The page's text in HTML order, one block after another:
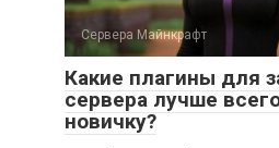
Сервера Майнкрафт
Какие плагины для
сервера лучше
новичку?